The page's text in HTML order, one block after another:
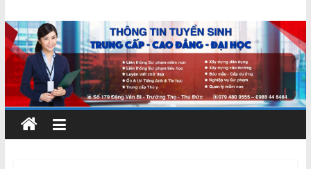
to
content
Chứng
chỉ
ngắn
hạn